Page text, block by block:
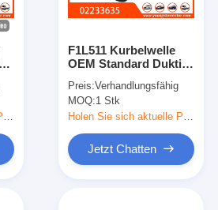
F1L511 Kurbelwelle
OEM Standard Duktile
geschmiedetem
Legierungsstahl
39Cr5V für Deutz
F1L511 Motor
Preis:Verhandlungsfähig
MOQ:1 Stk
Jetzt Chatten